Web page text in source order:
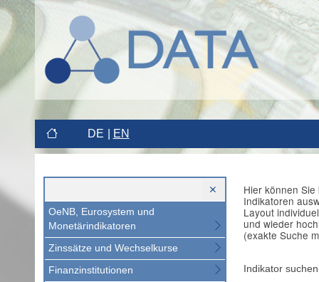
DE EN
OeNB, Eurosystem und
Monetärindikatoren
Zinssätze und Wechselkurse
Finanzinstitutionen
Hier können
Indikatoren
Layout
und wieder
(exakte Suche
Indikator suchen